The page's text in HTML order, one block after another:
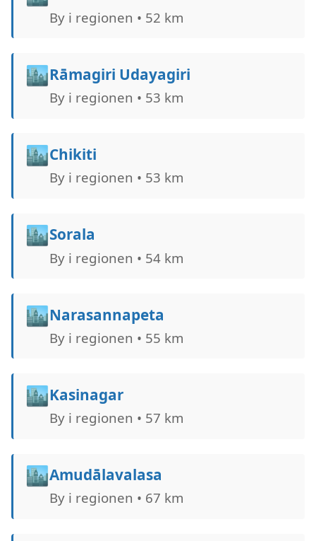
By i regionen • 52 km
🏙️Rāmagiri Udayagiri
By i regionen • 53 km
🏙️Chikiti
By i regionen • 53 km
🏙️Sorala
By i regionen • 54 km
🏙️Narasannapeta
By i regionen • 55 km
🏙️Kasinagar
By i regionen • 57 km
🏙️Amudālavalasa
By i regionen • 67 km